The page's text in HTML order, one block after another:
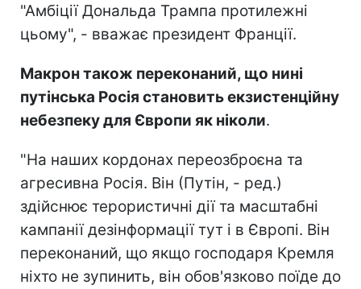
"Амбіції Дональда Трампа протилежні
цьому", - вважає президент Франції.
Макрон також переконаний, що нині
путінська Росія становить екзистенційну
небезпеку для Європи як ніколи.
"На наших кордонах переозброєна та
агресивна Росія. Він (Путін, - ред.)
здійснює терористичні дії та масштабні
кампанії дезінформації тут і в Європі. Він
переконаний, що якщо господаря Кремля
ніхто не зупинить, він обов'язково поїде до